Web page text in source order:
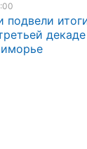
подвели
декаде